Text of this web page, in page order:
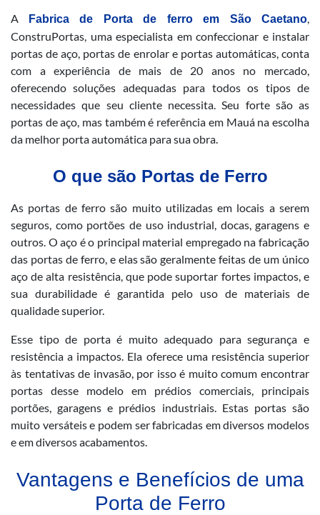
A Fabrica de Porta de ferro em São Caetano,
ConstruPortas, uma especialista em confeccionar e instalar
portas de aço, portas de enrolar e portas automáticas, conta
com a experiência de mais de 20 anos no mercado,
oferecendo soluções adequadas para todos os tipos de
necessidades que seu cliente necessita. Seu forte são as
portas de aço, mas também é referência em Mauá na escolha
da melhor porta automática para sua obra.
O que são Portas de Ferro
As portas de ferro são muito utilizadas em locais a serem
seguros, como portões de uso industrial, docas, garagens e
outros. O aço é o principal material empregado na fabricação
das portas de ferro, e elas são geralmente feitas de um único
aço de alta resistência, que pode suportar fortes impactos, e
sua durabilidade é garantida pelo uso de materiais de
qualidade superior.
Esse tipo de porta é muito adequado para segurança e
resistência a impactos. Ela oferece uma resistência superior
às tentativas de invasão, por isso é muito comum encontrar
portas desse modelo em prédios comerciais, principais
portões, garagens e prédios industriais. Estas portas são
muito versáteis e podem ser fabricadas em diversos modelos
e em diversos acabamentos.
Vantagens e Benefícios de uma
Porta de Ferro